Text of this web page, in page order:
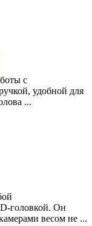
с
удобной для
...
головкой. Он
весом не ...